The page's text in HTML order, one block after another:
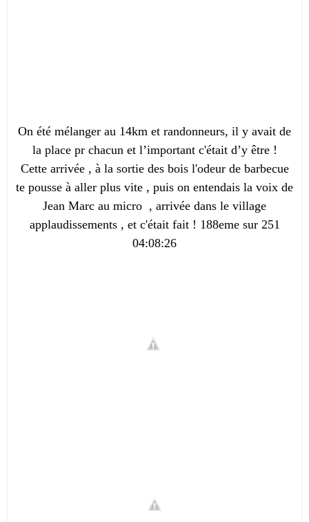
On été mélanger au 14km et randonneurs, il y avait de
la place pr chacun et l’important c'était d’y être !
Cette arrivée , à la sortie des bois l'odeur de barbecue
te pousse à aller plus vite , puis on entendais la voix de
Jean Marc au micro , arrivée dans le village
applaudissements , et c'était fait ! 188eme sur 251
04:08:26